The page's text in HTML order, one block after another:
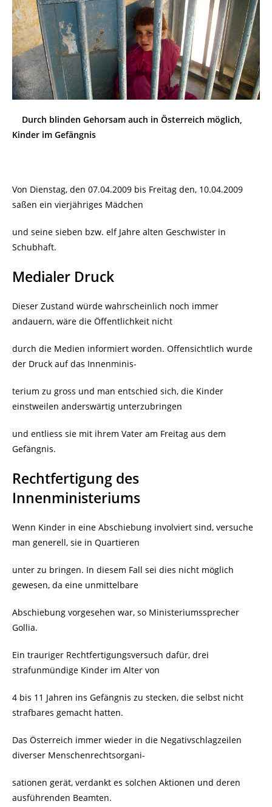
Durch blinden Gehorsam auch in Österreich möglich,
Kinder im Gefängnis
Von Dienstag, den 07.04.2009 bis Freitag den, 10.04.2009
saßen ein vierjähriges Mädchen
und seine sieben bzw. elf Jahre alten Geschwister in
Schubhaft.
Medialer Druck
Dieser Zustand würde wahrscheinlich noch immer
andauern, wäre die Öffentlichkeit nicht
durch die Medien informiert worden. Offensichtlich wurde
der Druck auf das Innenminis-
terium zu gross und man entschied sich, die Kinder
einstweilen anderswärtig unterzubringen
und entliess sie mit ihrem Vater am Freitag aus dem
Gefängnis.
Rechtfertigung des
Innenministeriums
Wenn Kinder in eine Abschiebung involviert sind, versuche
man generell, sie in Quartieren
unter zu bringen. In diesem Fall sei dies nicht möglich
gewesen, da eine unmittelbare
Abschiebung vorgesehen war, so Ministeriumssprecher
Gollia.
Ein trauriger Rechtfertigungsversuch dafür, drei
strafunmündige Kinder im Alter von
4 bis 11 Jahren ins Gefängnis zu stecken, die selbst nicht
strafbares gemacht hatten.
Das Österreich immer wieder in die Negativschlagzeilen
diverser Menschenrechtsorgani-
sationen gerät, verdankt es solchen Aktionen und deren
ausführenden Beamten.